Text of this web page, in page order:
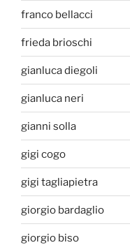
franco bellacci
frieda brioschi
gianluca diegoli
gianluca neri
gianni solla
gigi cogo
gigi tagliapietra
giorgio bardaglio
giorgio biso